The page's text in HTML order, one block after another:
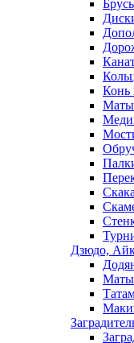
Конь
Маты
Дзюдо,
Маты